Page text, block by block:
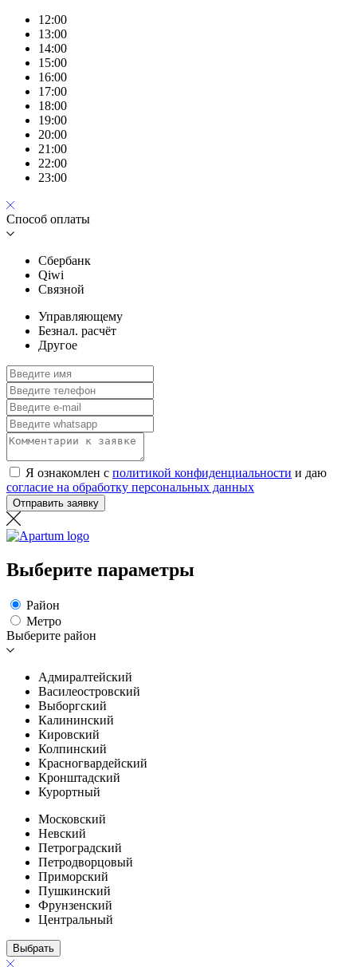
12:00
13:00
14:00
15:00
16:00
17:00
18:00
19:00
20:00
21:00
22:00
23:00
Способ оплаты
Сбербанк
Qiwi
Связной
Управляющему
Безнал. расчёт
Другое
Я ознакомлен с политикой конфиденциальности и даю
согласие на обработку персональных данных
Отправить заявку
Выберите параметры
Район
Метро
Выберите район
Адмиралтейский
Василеостровский
Выборгский
Калининский
Кировский
Колпинский
Красногвардейский
Кронштадский
Курортный
Московский
Невский
Петроградский
Петродворцовый
Приморский
Пушкинский
Фрунзенский
Центральный
Выбрать